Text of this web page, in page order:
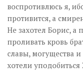
воспротивлюсь я,
противится, а
Не захотел Борис, а
проливать кровь
славы, могущества и
хотели уподобиться